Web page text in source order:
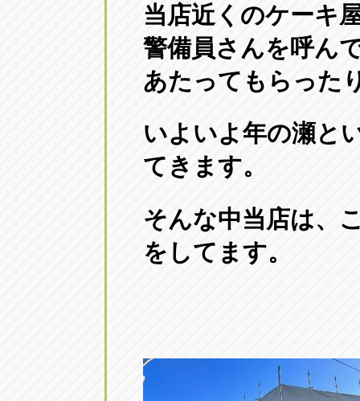
アップル
0568-76-
0561-53-
0587-66-
オートフ
トラック
アップル小牧店
愛知県小牧市久保新町20
愛知県尾張旭市印場元町5-2-8
アップル岩倉店
愛知県岩倉市大地町長田35-1
オートフレンド
三重
トラック市四日市店
当店近くのケーキ
警備員さんを呼ん
あたってもらった
いよいよ年の瀬と
てきます。
そんな中当店は、
をしてます。